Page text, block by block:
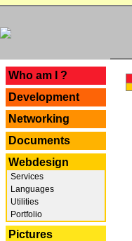
Who am I ?
Development
Networking
Documents
Webdesign
Services
Languages
Utilities
Portfolio
Pictures